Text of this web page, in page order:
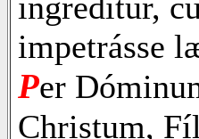
impetrásse
Per
Christum,